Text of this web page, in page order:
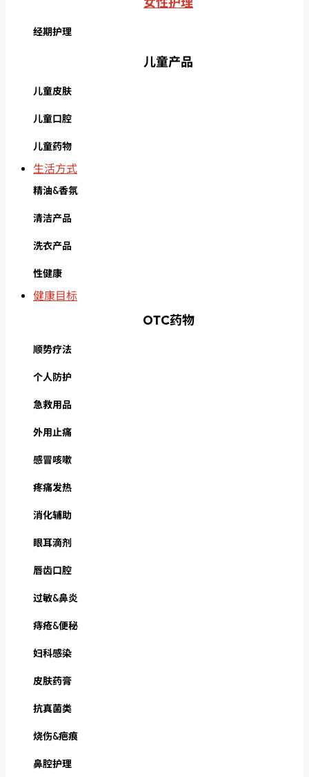
经期护理
儿童产品
儿童皮肤
儿童口腔
儿童药物
生活方式
精油&香氛
清洁产品
洗衣产品
性健康
健康目标
OTC药物
顺势疗法
个人防护
急救用品
外用止痛
感冒咳嗽
疼痛发热
消化辅助
眼耳滴剂
唇齿口腔
过敏&鼻炎
痔疮&便秘
妇科感染
皮肤药膏
抗真菌类
烧伤&疤痕
鼻腔护理